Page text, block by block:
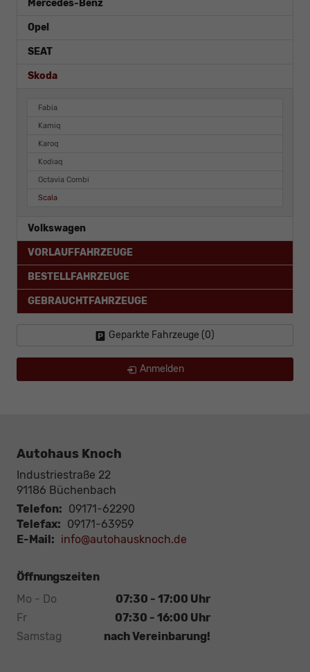
Mercedes-Benz
Opel
SEAT
Skoda
Fabia
Kamiq
Karoq
Kodiaq
Octavia Combi
Scala
Volkswagen
VORLAUFFAHRZEUGE
BESTELLFAHRZEUGE
GEBRAUCHTFAHRZEUGE
Geparkte Fahrzeuge (0)
Anmelden
Autohaus Knoch
Industriestraße 22
91186 Büchenbach
Telefon: 09171-62290
Telefax: 09171-63959
E-Mail: info@autohausknoch.de
Öffnungszeiten
Mo - Do
07:30 - 17:00 Uhr
Fr
07:30 - 16:00 Uhr
Samstag
nach Vereinbarung!